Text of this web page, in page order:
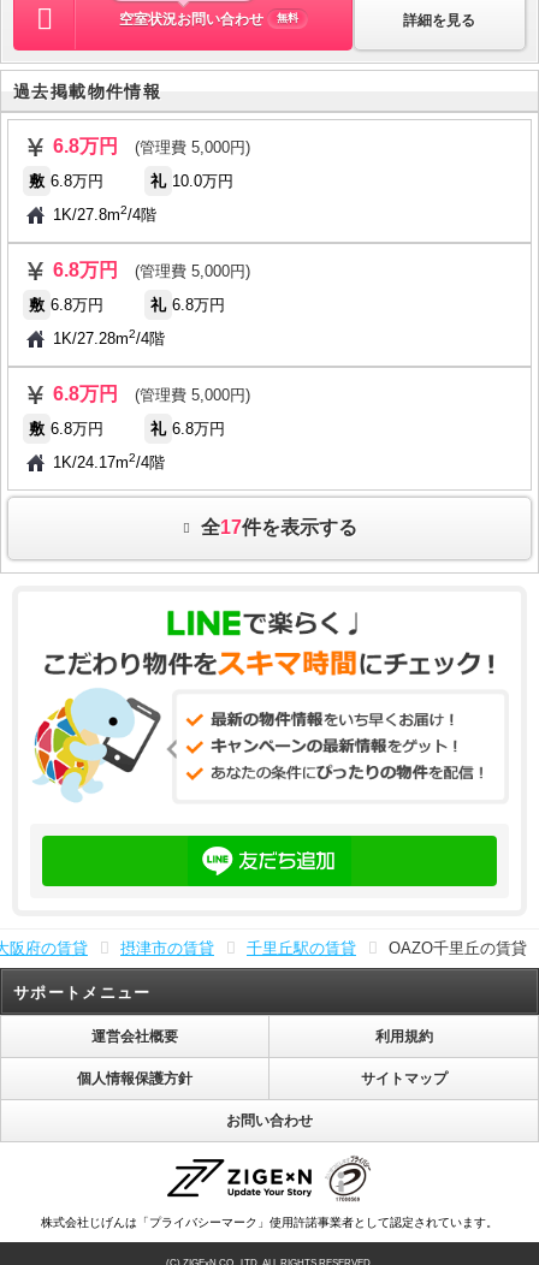
詳細を見る
空室状況お問い合わせ 無料
過去掲載物件情報
6.8万円
(管理費 5,000円)
敷 6.8万円 礼 10.0万円
1K/27.8m2/4階
6.8万円
(管理費 5,000円)
敷 6.8万円 礼 6.8万円
1K/27.28m2/4階
6.8万円
(管理費 5,000円)
敷 6.8万円 礼 6.8万円
1K/24.17m2/4階
全17件を表示する
阪府の賃貸 摂津市の賃貸 千里丘駅の賃貸 OAZO千里丘の賃貸
サポートメニュー
運営会社概要 利用規約
個人情報保護方針 サイトマップ
お問い合わせ
株式会社じげんは「プライバシーマーク」使用許諾事業者として認定されています。